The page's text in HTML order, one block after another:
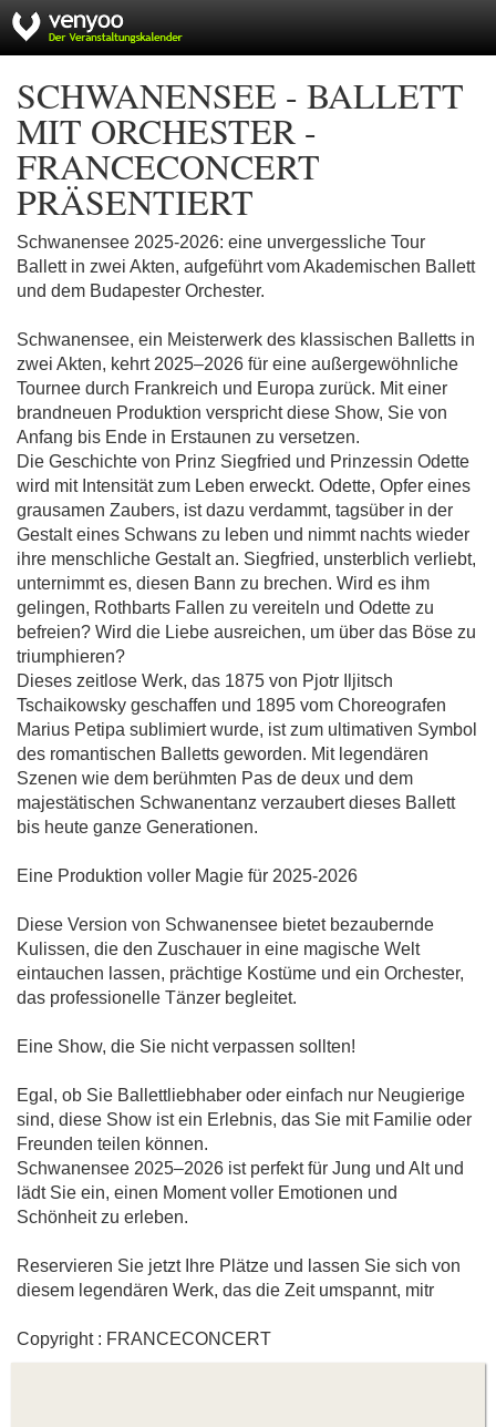
SCHWANENSEE - BALLETT
MIT ORCHESTER -
FRANCECONCERT
PRÄSENTIERT
Schwanensee 2025-2026: eine unvergessliche Tour
Ballett in zwei Akten, aufgeführt vom Akademischen Ballett
und dem Budapester Orchester.
Schwanensee, ein Meisterwerk des klassischen Balletts in
zwei Akten, kehrt 2025–2026 für eine außergewöhnliche
Tournee durch Frankreich und Europa zurück. Mit einer
brandneuen Produktion verspricht diese Show, Sie von
Anfang bis Ende in Erstaunen zu versetzen.
Die Geschichte von Prinz Siegfried und Prinzessin Odette
wird mit Intensität zum Leben erweckt. Odette, Opfer eines
grausamen Zaubers, ist dazu verdammt, tagsüber in der
Gestalt eines Schwans zu leben und nimmt nachts wieder
ihre menschliche Gestalt an. Siegfried, unsterblich verliebt,
unternimmt es, diesen Bann zu brechen. Wird es ihm
gelingen, Rothbarts Fallen zu vereiteln und Odette zu
befreien? Wird die Liebe ausreichen, um über das Böse zu
triumphieren?
Dieses zeitlose Werk, das 1875 von Pjotr Iljitsch
Tschaikowsky geschaffen und 1895 vom Choreografen
Marius Petipa sublimiert wurde, ist zum ultimativen Symbol
des romantischen Balletts geworden. Mit legendären
Szenen wie dem berühmten Pas de deux und dem
majestätischen Schwanentanz verzaubert dieses Ballett
bis heute ganze Generationen.
Eine Produktion voller Magie für 2025-2026
Diese Version von Schwanensee bietet bezaubernde
Kulissen, die den Zuschauer in eine magische Welt
eintauchen lassen, prächtige Kostüme und ein Orchester,
das professionelle Tänzer begleitet.
Eine Show, die Sie nicht verpassen sollten!
Egal, ob Sie Ballettliebhaber oder einfach nur Neugierige
sind, diese Show ist ein Erlebnis, das Sie mit Familie oder
Freunden teilen können.
Schwanensee 2025–2026 ist perfekt für Jung und Alt und
lädt Sie ein, einen Moment voller Emotionen und
Schönheit zu erleben.
Reservieren Sie jetzt Ihre Plätze und lassen Sie sich von
diesem legendären Werk, das die Zeit umspannt, mitr
Copyright : FRANCECONCERT